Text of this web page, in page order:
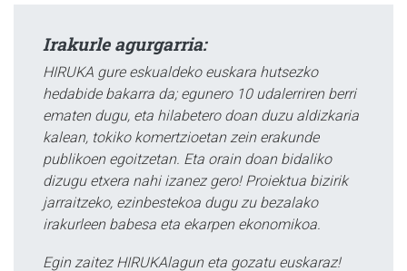
Irakurle agurgarria:
HIRUKA gure eskualdeko euskara hutsezko
hedabide bakarra da; egunero 10 udalerriren berri
ematen dugu, eta hilabetero doan duzu aldizkaria
kalean, tokiko komertzioetan zein erakunde
publikoen egoitzetan. Eta orain doan bidaliko
dizugu etxera nahi izanez gero! Proiektua bizirik
jarraitzeko, ezinbestekoa dugu zu bezalako
irakurleen babesa eta ekarpen ekonomikoa.
Egin zaitez HIRUKAlagun eta gozatu euskaraz!